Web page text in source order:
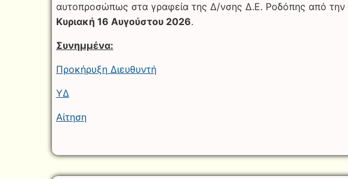
αυτοπροσώπως στα γραφεία της Δ/νσης Δ.Ε. Ροδόπης από την
Κυριακή 16 Αυγούστου 2026.
Συνημμένα:
Προκήρυξη Διευθυντή
ΥΔ
Αίτηση